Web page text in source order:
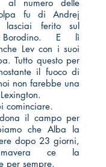
al numero delle
fu di Andrej
lasciai ferito sul
E lì
Lev con i suoi
Tutto questo per
il fuoco di
non farebbe una
cominciare.
il campo per
che Alba la
dopo 23 giorni,
ce la
per sempre.